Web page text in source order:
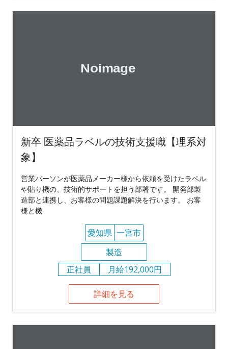
新卒 医薬品ラベルの技術支援職【理系対
象】
営業パーソンが医薬品メーカー様から依頼を受けたラベル
や貼り機の、技術的サポートを担う部署です。 開発部製
造部と連携し、お客様の問題課題解決を行います。 お客
様と機
愛知県 一宮市
製造
正社員
月給192,000円
詳細を見る